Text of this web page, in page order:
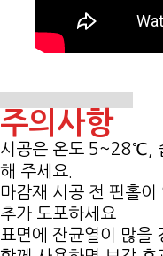
주의사항
시공은 온도 5~28℃,
해 주세요.
마감재 시공 전 핀홀
추가 도포하세요
표면에 잔균열이 많을